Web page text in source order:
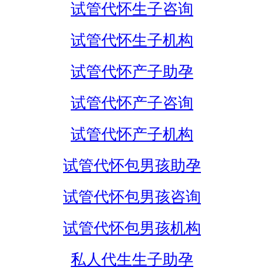
试管代怀生子咨询
试管代怀生子机构
试管代怀产子助孕
试管代怀产子咨询
试管代怀产子机构
试管代怀包男孩助孕
试管代怀包男孩咨询
试管代怀包男孩机构
私人代生生子助孕